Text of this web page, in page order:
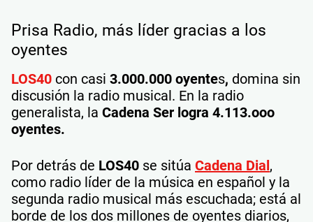
Prisa Radio, más líder gracias a los
oyentes
LOS40 con casi 3.000.000 oyentes, domina sin
discusión la radio musical. En la radio
generalista, la Cadena Ser logra 4.113.ooo
oyentes.
Por detrás de LOS40 se sitúa Cadena Dial,
como radio líder de la música en español y la
segunda radio musical más escuchada; está al
borde de los dos millones de oyentes diarios,